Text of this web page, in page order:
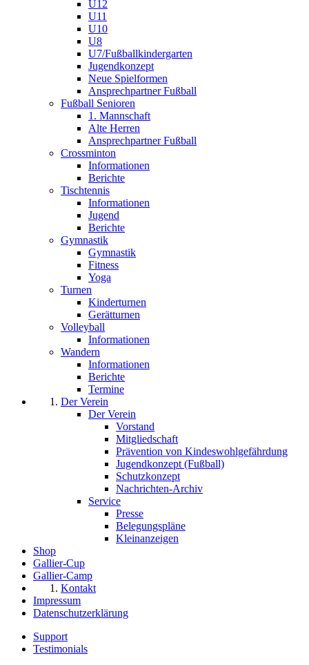
U12
U11
U10
U8
U7/Fußballkindergarten
Jugendkonzept
Neue Spielformen
Ansprechpartner Fußball
Fußball Senioren
1. Mannschaft
Alte Herren
Ansprechpartner Fußball
Crossminton
Informationen
Berichte
Tischtennis
Informationen
Jugend
Berichte
Gymnastik
Gymnastik
Fitness
Yoga
Turnen
Kinderturnen
Gerätturnen
Volleyball
Informationen
Wandern
Informationen
Berichte
Termine
Der Verein
Der Verein
Vorstand
Mitgliedschaft
Prävention von Kindeswohlgefährdung
Jugendkonzept (Fußball)
Schutzkonzept
Nachrichten-Archiv
Service
Presse
Belegungspläne
Kleinanzeigen
Shop
Gallier-Cup
Gallier-Camp
Kontakt
Impressum
Datenschutzerklärung
Support
Testimonials